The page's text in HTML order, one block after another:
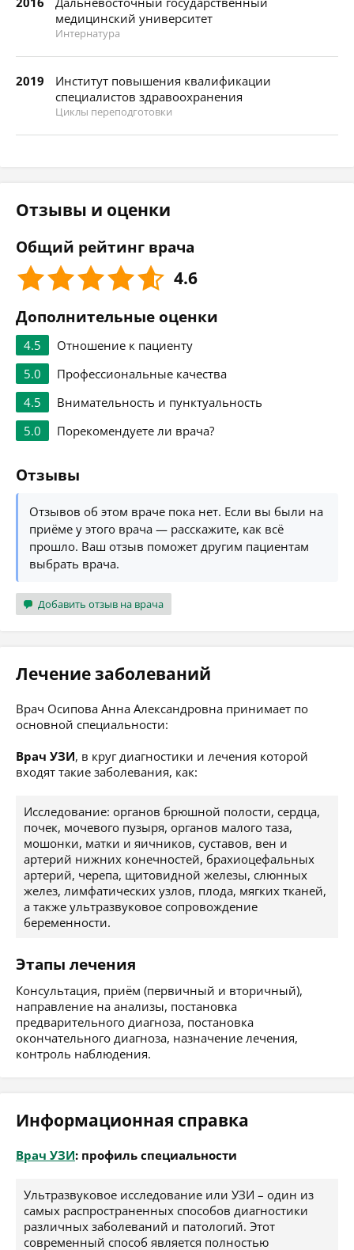
медицинский университет
Интернатура
2019
Институт повышения квалификации
специалистов здравоохранения
Циклы переподготовки
Отзывы и оценки
Общий рейтинг врача
4.6
Дополнительные оценки
4.5
Отношение к пациенту
5.0
Профессиональные качества
4.5
Внимательность и пунктуальность
5.0
Порекомендуете ли врача?
Отзывы
Отзывов об этом враче пока нет. Если вы были на
приёме у этого врача — расскажите, как всё
прошло. Ваш отзыв поможет другим пациентам
выбрать врача.
Добавить отзыв на врача
Лечение заболеваний
Врач Осипова Анна Александровна принимает по
основной специальности:
Врач УЗИ, в круг диагностики и лечения которой
входят такие заболевания, как:
Исследование: органов брюшной полости, сердца,
почек, мочевого пузыря, органов малого таза,
мошонки, матки и яичников, суставов, вен и
артерий нижних конечностей, брахиоцефальных
артерий, черепа, щитовидной железы, слюнных
желез, лимфатических узлов, плода, мягких тканей,
а также ультразвуковое сопровождение
беременности.
Этапы лечения
Консультация, приём (первичный и вторичный),
направление на анализы, постановка
предварительного диагноза, постановка
окончательного диагноза, назначение лечения,
контроль наблюдения.
Информационная справка
Врач УЗИ: профиль специальности
Ультразвуковое исследование или УЗИ – один из
самых распространенных способов диагностики
различных заболеваний и патологий. Этот
современный способ является полностью